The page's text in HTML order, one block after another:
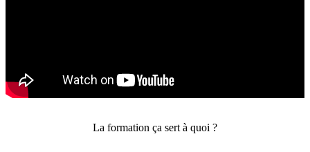
La formation ça sert à quoi ?